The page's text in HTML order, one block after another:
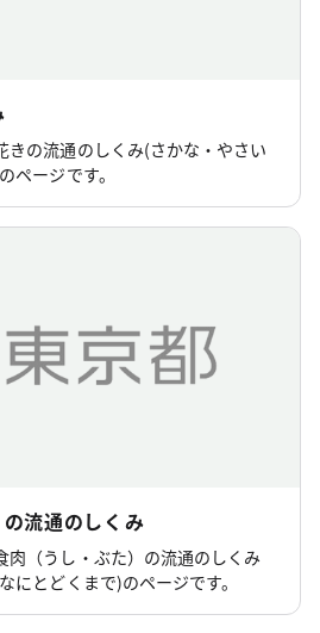
きの流通のしくみ(さかな・やさい
ページです。
流通のしくみ
肉（うし・ぶた）の流通のしくみ
にとどくまで)のページです。